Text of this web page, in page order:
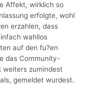
Affekt, wirklich so
erfolgte, wohl
erzahlen, dass
wahllos
auf den fu?en
das Community-
weiters zumindest
gemeldet wurdest.